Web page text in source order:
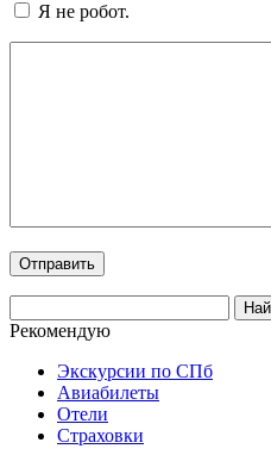
Я не робот.
Рекомендую
Экскурсии по СПб
Авиабилеты
Отели
Страховки